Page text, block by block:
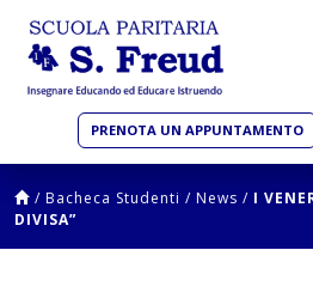
PRENOTA UN APPUNTAMENTO
/ Bacheca Studenti / News / I
DIVISA”